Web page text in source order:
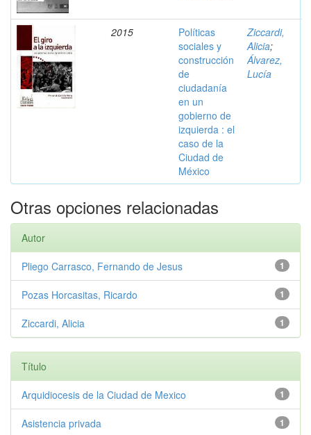
2015
Políticas
sociales y
construcción
de
ciudadanía
en un
gobierno de
izquierda : el
caso de la
Ciudad de
México
Ziccardi,
Alicia;
Álvarez,
Lucía
Otras opciones relacionadas
Autor
1
Pliego Carrasco, Fernando de Jesus
1
Pozas Horcasitas, Ricardo
1
Ziccardi, Alicia
Título
1
Arquidiocesis de la Ciudad de Mexico
1
Asistencia privada